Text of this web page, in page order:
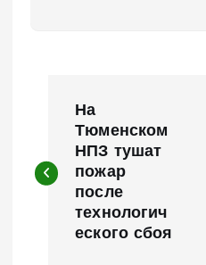
в
На
Тюменском
НПЗ тушат
пожар
после
технологич
еского сбоя